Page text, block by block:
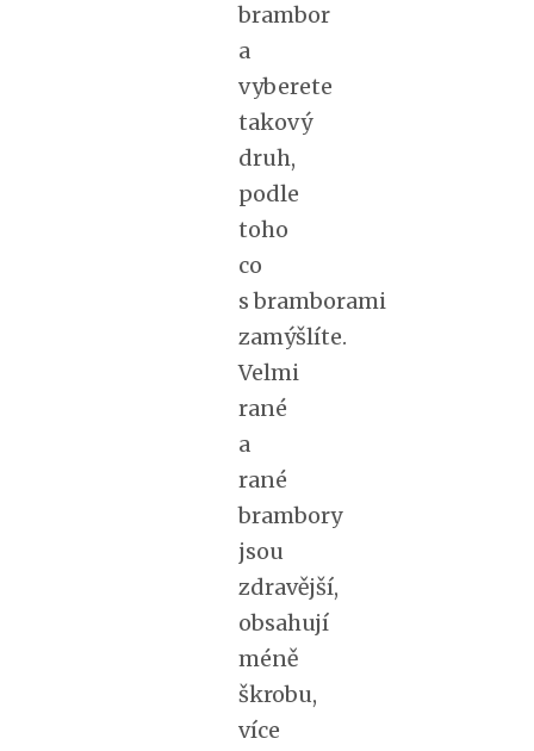
brambor
a
vyberete
takový
druh,
podle
toho
co
s bramborami
zamýšlíte.
Velmi
rané
a
rané
brambory
jsou
zdravější,
obsahují
méně
škrobu,
více